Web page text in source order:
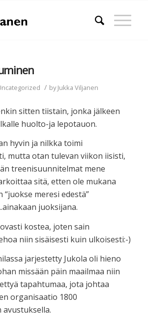
/ byJukka Viljanen
sitten tiistain, jonka jälkeen
huolto-ja lepotauon.
hyvin ja nilkka toimi
mutta otan tulevan viikon iisisti,
treenisuunnitelmat mene
sitä, etten ole mukana
meresi edestä”
juoksijana.
kostea, joten sain
niin sisäisesti kuin ulkoisesti:-)
jarjestetty Jukola oli hieno
missään päin maailmaa niin
tapahtumaa, jota johtaa
organisaatio 1800